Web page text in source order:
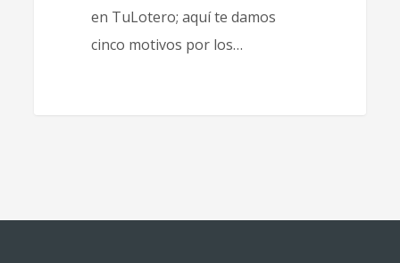
en TuLotero; aquí te damos
cinco motivos por los…